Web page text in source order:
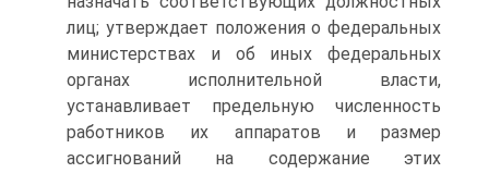
лиц; утверждает положения о федеральных
министерствах и об иных федеральных
органах исполнительной власти,
устанавливает предельную численность
работников их аппаратов и размер
ассигнований на содержание этих